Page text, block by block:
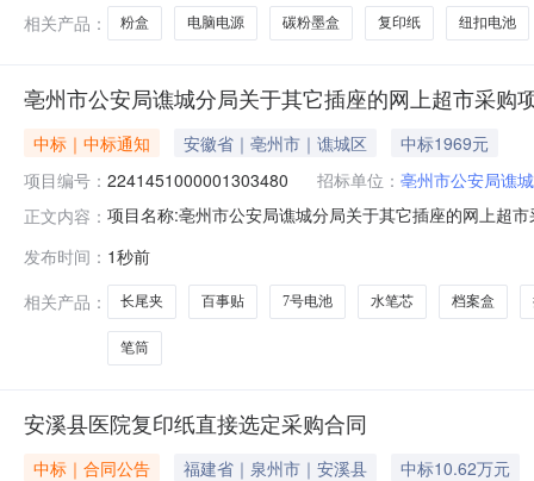
相关产品：
粉盒 电脑电源 碳粉墨盒 复印纸 纽扣电池
亳州市公安局谯城分局关于其它插座的网上超市采购
中标｜中标通知 安徽省｜亳州市｜谯城区
中标1969元
项目编号： 2241451000001303480 招标单位： 亳州市公安局谯
正文内容： 项目名称:亳州市公安局谯城分局关于其它插座的网上超
局采购单位地址:/三、成交信息交易方式:直接采购成交
发布时间： 1秒前
相关产品：
长尾夹 百事贴 7号电池 水笔芯 档案盒
笔筒
安溪县医院复印纸直接选定采购合同
中标｜合同公告 福建省｜泉州市｜安溪县
中标10.62万元